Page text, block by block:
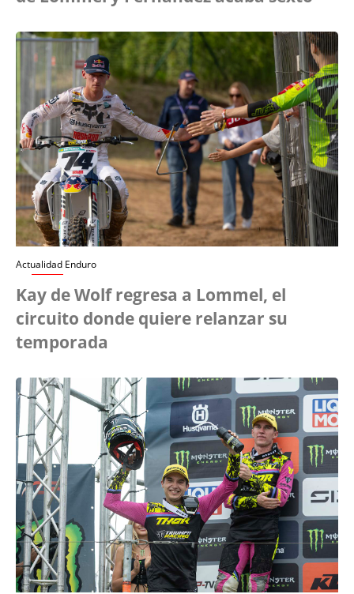
Actualidad Enduro
Kay de Wolf regresa a Lommel, el
circuito donde quiere relanzar su
temporada